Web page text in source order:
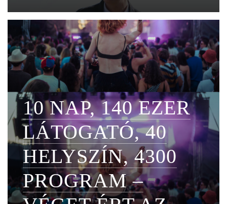
10 NAP, 140 EZER
LÁTOGATÓ, 40
HELYSZÍN, 4300
PROGRAM –